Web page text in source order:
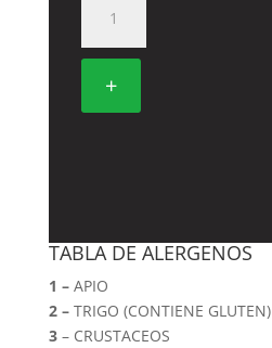
POLLO
CON
PICANTE
+
TABLA DE ALERGENOS
1 –APIO
2 –TRIGO (CONTIENE GLUTEN)
3– CRUSTACEOS